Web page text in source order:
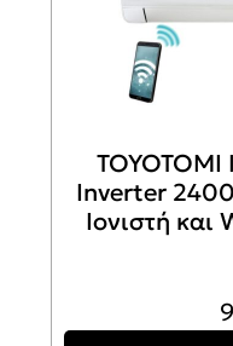
TOYOTOMI
Inverter
Ιονιστή